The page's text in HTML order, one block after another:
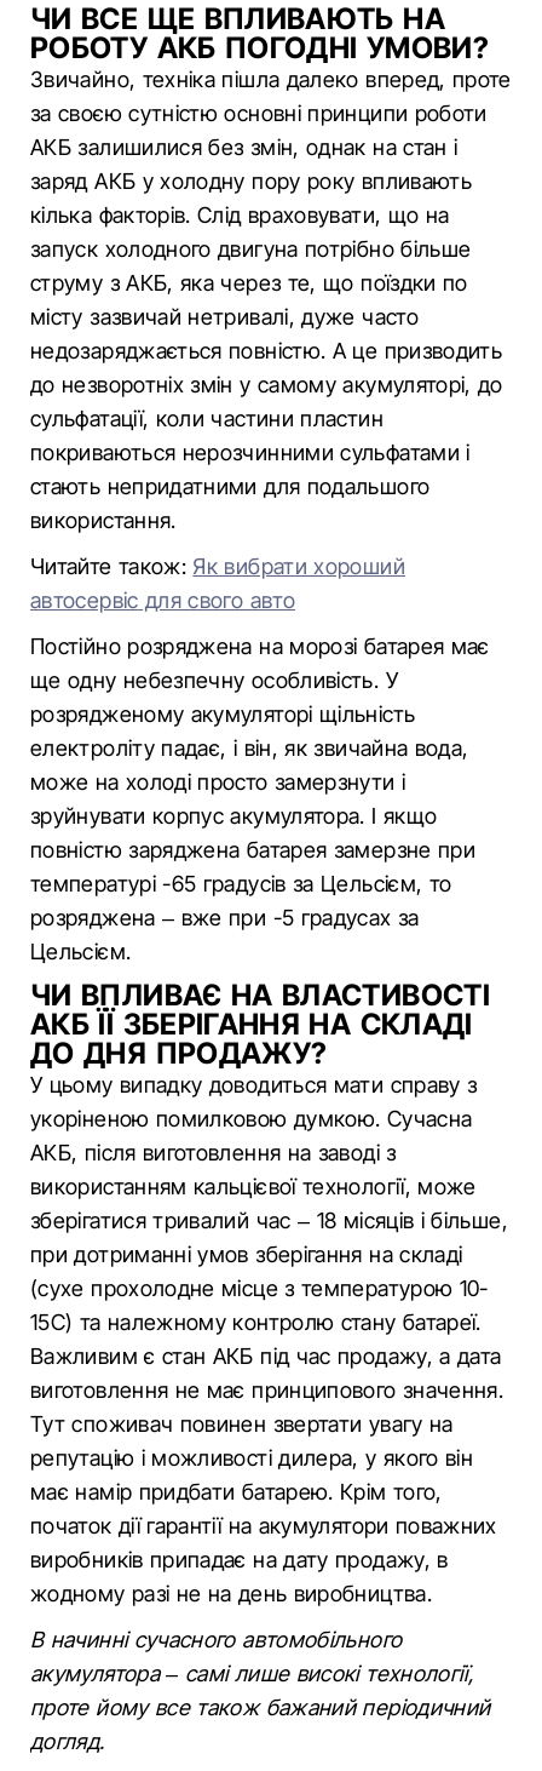
ЧИ ВСЕ ЩЕ ВПЛИВАЮТЬ НА
РОБОТУ АКБ ПОГОДНІ УМОВИ?
Звичайно, техніка пішла далеко вперед, проте
за своєю сутністю основні принципи роботи
АКБ залишилися без змін, однак на стан і
заряд АКБ у холодну пору року впливають
кілька факторів. Слід враховувати, що на
запуск холодного двигуна потрібно більше
струму з АКБ, яка через те, що поїздки по
місту зазвичай нетривалі, дуже часто
недозаряджається повністю. А це призводить
до незворотніх змін у самому акумуляторі, до
сульфатації, коли частини пластин
покриваються нерозчинними сульфатами і
стають непридатними для подальшого
використання.
Читайте також: Як вибрати хороший
автосервіс для свого авто
Постійно розряджена на морозі батарея має
ще одну небезпечну особливість. У
розрядженому акумуляторі щільність
електроліту падає, і він, як звичайна вода,
може на холоді просто замерзнути і
зруйнувати корпус акумулятора. І якщо
повністю заряджена батарея замерзне при
температурі -65 градусів за Цельсієм, то
розряджена – вже при -5 градусах за
Цельсієм.
ЧИ ВПЛИВАЄ НА ВЛАСТИВОСТІ
АКБ ЇЇ ЗБЕРІГАННЯ НА СКЛАДІ
ДО ДНЯ ПРОДАЖУ?
У цьому випадку доводиться мати справу з
укоріненою помилковою думкою. Сучасна
АКБ, після виготовлення на заводі з
використанням кальцієвої технології, може
зберігатися тривалий час – 18 місяців і більше,
при дотриманні умов зберігання на складі
(сухе прохолодне місце з температурою 10-
15С) та належному контролю стану батареї.
Важливим є стан АКБ під час продажу, а дата
виготовлення не має принципового значення.
Тут споживач повинен звертати увагу на
репутацію і можливості дилера, у якого він
має намір придбати батарею. Крім того,
початок дії гарантії на акумулятори поважних
виробників припадає на дату продажу, в
жодному разі не на день виробництва.
В начинні сучасного автомобільного
акумулятора – самі лише високі технології,
проте йому все також бажаний періодичний
догляд.